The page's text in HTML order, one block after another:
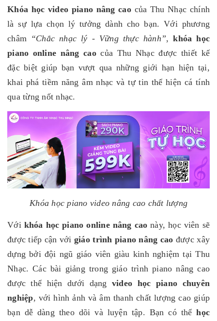
Khóa học video piano nâng caocủa Thu Nhạc chính
là sự lựa chọn lý tưởng dành cho bạn. Với phương
châm “Chắc nhạc lý - Vững thực hành”,khóa học
piano online nâng caocủa Thu Nhạc được thiết kế
đặc biệt giúp bạn vượt qua những giới hạn hiện tại,
khai phá tiềm năng âm nhạc và tự tin thể hiện cá tính
qua từng nốt nhạc.
Khóa học piano video nâng cao chất lượng
Với khóa học piano online nâng cao này, học viên sẽ
được tiếp cận với giáo trình piano nâng cao được xây
dựng bởi đội ngũ giáo viên giàu kinh nghiệm tại Thu
Nhạc. Các bài giảng trong giáo trình piano nâng cao
được thể hiện dưới dạng video học piano chuyên
nghiệp, với hình ảnh và âm thanh chất lượng cao giúp
bạn dễ dàng theo dõi và luyện tập. Bạn có thểhọc